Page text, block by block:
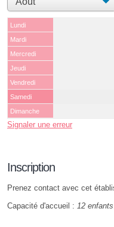
Lundi
Mardi
Mercredi
Jeudi
Vendredi
Samedi
Dimanche
Signaler une erreur
Inscription
Prenez contact avec cet
Capacité d'accueil : 12 enfants